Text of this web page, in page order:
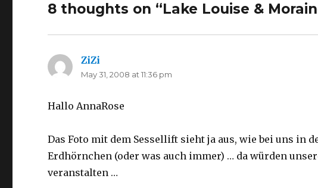
8 thoughts on “Lake Louise &
ZiZi
May 31, 2008 at 11:36 pm
Hallo AnnaRose
Das Foto mit dem Sessellift sieht ja aus, wie bei uns in
Erdhörnchen (oder was auch immer) … da würden
veranstalten …